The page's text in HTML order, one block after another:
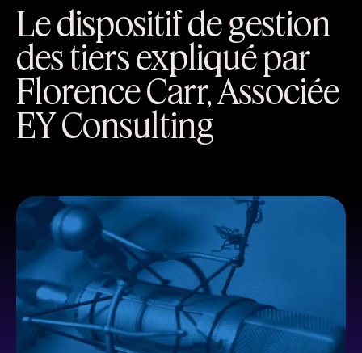
Le dispositif de gestion
des tiers expliqué par
Florence Carr, Associée
EY Consulting